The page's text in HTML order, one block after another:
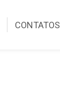
CONTATOS